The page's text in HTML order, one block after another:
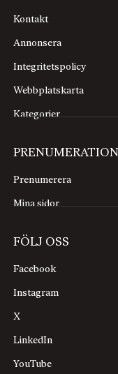
Kontakt
Annonsera
Integritetspolicy
Webbplatskarta
Kategorier
PRENUMERATION
Prenumerera
Mina sidor
FÖLJ OSS
Facebook
Instagram
X
LinkedIn
YouTube